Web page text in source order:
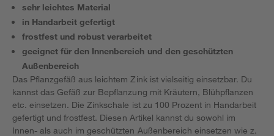
sehr leichtes Material
in Handarbeit gefertigt
frostfest und robust verarbeitet
geeignet für den Innenbereich und den geschützten
Außenbereich
Das Pflanzgefäß aus leichtem Zink ist vielseitig einsetzbar. Du
kannst das Gefäß zur Bepflanzung mit Kräutern, Blühpflanzen
etc. einsetzen. Die Zinkschale ist zu 100 Prozent in Handarbeit
gefertigt und frostfest. Diesen Artikel kannst du sowohl im
Innen- als auch im geschützten Außenbereich einsetzen wie z.